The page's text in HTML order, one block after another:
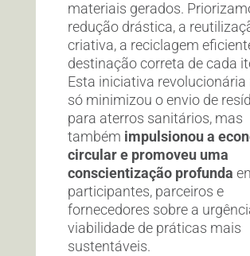
materiais gerados.
redução drástica, a
criativa, a reciclagem
destinação correta de cada
Esta iniciativa revolucionária
só minimizou o envio de
para aterros sanitários, mas
também impulsionou a
circular e promoveu uma
conscientização profunda
participantes, parceiros e
fornecedores sobre a
viabilidade de práticas mais
sustentáveis.